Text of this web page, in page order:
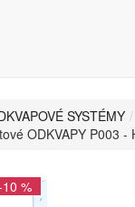
SYSTÉMY
ODKVAPY P003
%